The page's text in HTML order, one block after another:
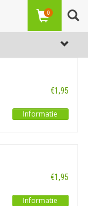
0
Volgende Vorige
€1,95
Informatie
€1,95
Informatie